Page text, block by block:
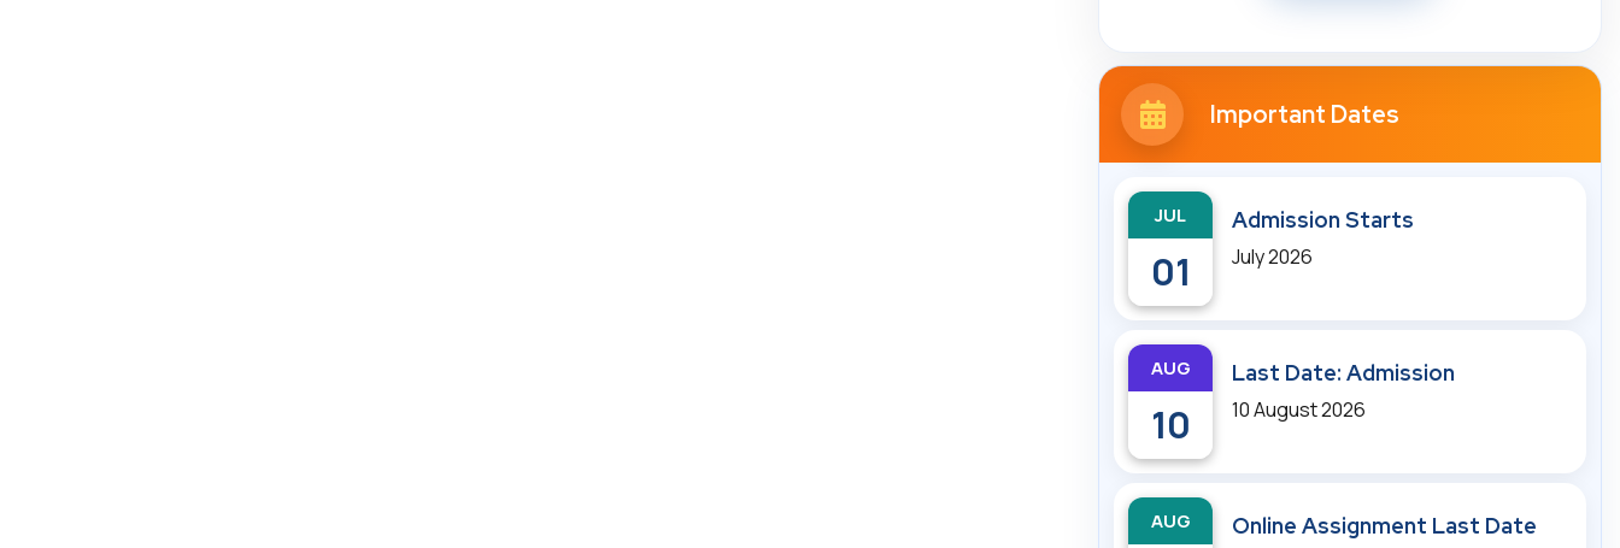
Important Dates
JUL
01
Admission Starts
July 2026
AUG
10
Last Date: Admission
10 August 2026
AUG Online Assignment Last Date